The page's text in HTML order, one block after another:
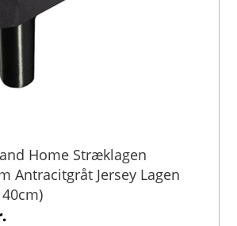
Home Stræklagen
Antracitgråt Jersey Lagen